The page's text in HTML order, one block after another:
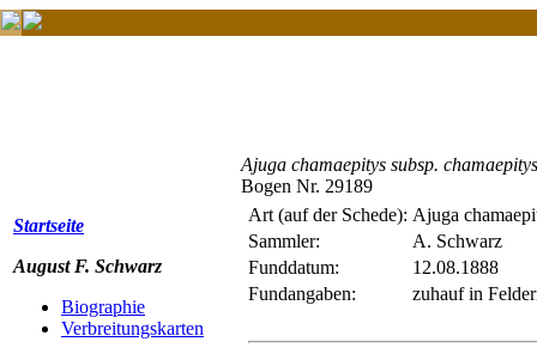
Startseite
August F. Schwarz
Biographie
Verbreitungskarten
Ajuga chamaepitys subsp. chamaepitys
Bogen Nr. 29189
Art (auf der Schede): Ajuga
Sammler:
A. Schwarz
Funddatum:
12.08.1888
Fundangaben:
zuhauf in